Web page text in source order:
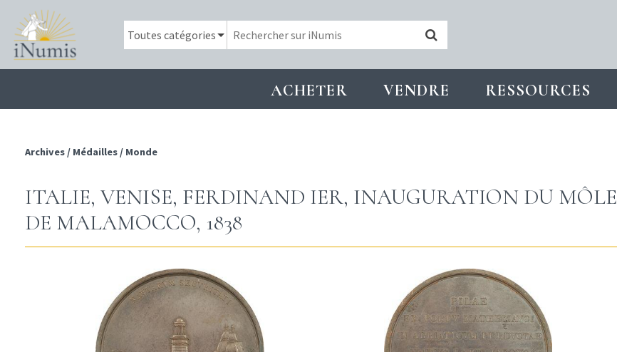
ACHETER VENDRE RESSOURCES
Archives / Médailles / Monde
ITALIE, VENISE, FERDINAND IER, INAUGURATION DU MÔLE
DE MALAMOCCO, 1838